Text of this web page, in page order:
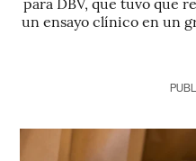
un ensayo clínico en un